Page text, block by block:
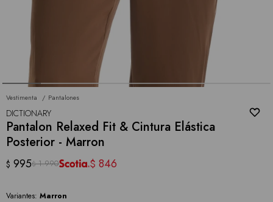
Vestimenta Pantalones
DICTIONARY
Pantalon Relaxed Fit & Cintura Elástica
Posterior - Marron
$ 995$ 1.990 $ 846
Variantes: Marron